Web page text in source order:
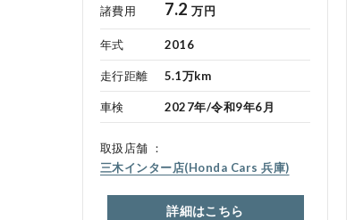
諸費用 7.2 万円
年式 2016
走行距離 5.1万km
車検 2027年/令和9年6月
取扱店舗
三木インター店(Honda Cars 兵庫)
詳細はこちら